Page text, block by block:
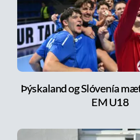
Þýskaland og Slóvenía
EM U18